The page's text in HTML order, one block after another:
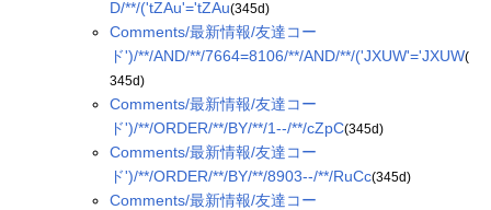
D/**/('tZAu'='tZAu(345d)
Comments/最新情報/友達コー
ド')/**/AND/**/7664=8106/**/AND/**/('JXUW'='JXUW(
345d)
Comments/最新情報/友達コー
ド')/**/ORDER/**/BY/**/1--/**/cZpC(345d)
Comments/最新情報/友達コー
ド')/**/ORDER/**/BY/**/8903--/**/RuCc(345d)
Comments/最新情報/友達コー